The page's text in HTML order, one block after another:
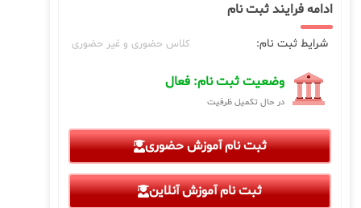
ادامه فرایند ثبت نام
شرایط ثبت نام: کلاس حضوری و غیر حضوری
وضعیت ثبت نام: فعال
در حال تکمیل ظرفیت
ثبت نام آموزش حضوری
ثبت نام آموزش آنلاین